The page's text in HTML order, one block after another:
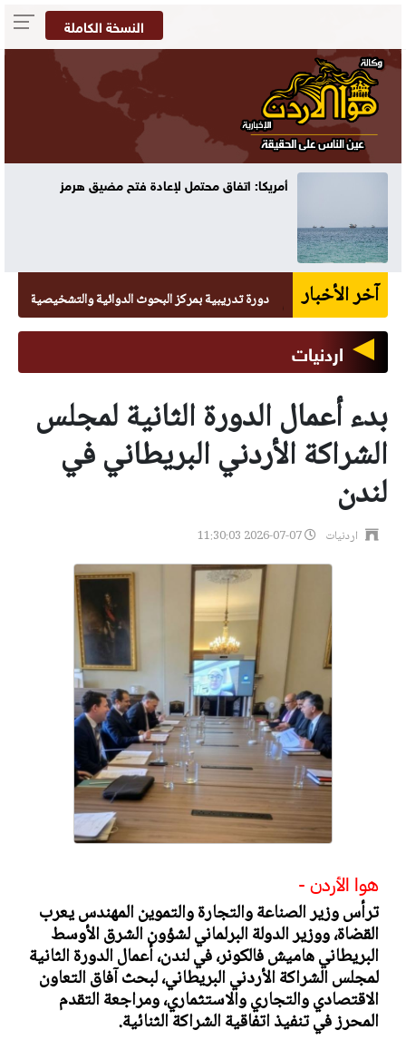
النسخة الكاملة
70 ألفا يؤدون صلاة الجمعة في المسجد الأقصى
آخر الأخباردورة تدريبية بمركز البحوث الدوائية والتشخيصية في عمان
اردنيات
بدء أعمال الدورة الثانية لمجلس
الشراكة الأردني البريطاني في
لندن
اردنيات
هوا الأردن -
ترأس وزير الصناعة والتجارة والتموين المهندس يعرب
القضاة، ووزير الدولة البرلماني لشؤون الشرق الأوسط
البريطاني هاميش فالكونر، في لندن، أعمال الدورة الثانية
لمجلس الشراكة الأردني البريطاني، لبحث آفاق التعاون
الاقتصادي والتجاري والاستثماري، ومراجعة التقدم
المحرز في تنفيذ اتفاقية الشراكة الثنائية.